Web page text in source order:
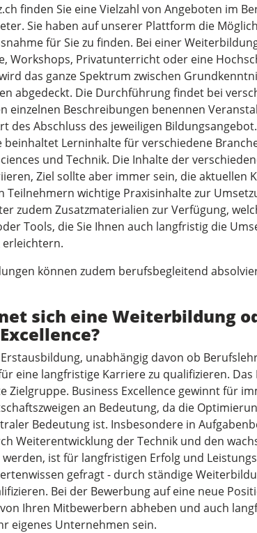
finden Sie eine Vielzahl von Angeboten im
Sie haben auf unserer Plattform die
für Sie zu finden. Bei einer
Workshops, Privatunterricht oder eine
das ganze Spektrum zwischen
abgedeckt. Die Durchführung findet bei
einzelnen Beschreibungen benennen
des Abschluss des jeweiligen
beinhaltet Lerninhalte für verschiedene
und Technik. Die Inhalte der
Ziel sollte aber immer sein, die aktuellen
Teilnehmern wichtige Praxisinhalte zur
zudem Zusatzmaterialien zur Verfügung,
Tools, die Sie Ihnen auch langfristig die
können zudem berufsbegleitend
sich eine Weiterbildung
unabhängig davon ob
eine langfristige Karriere zu qualifizieren.
Zielgruppe. Business Excellence gewinnt für
an Bedeutung, da die
Bedeutung ist. Insbesondere in
Weiterentwicklung der Technik und den
ist für langfristigen Erfolg und
gefragt - durch ständige
Bei der Bewerbung auf eine neue
Ihren Mitbewerbern abheben und auch
eigenes Unternehmen sein.